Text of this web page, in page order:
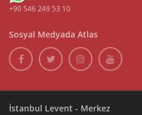
+90 546 249 53 10
Sosyal Medyada Atlas
İstanbul Levent - Merkez